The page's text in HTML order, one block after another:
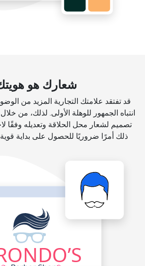
شعارك هو
قد تفتقد علامتك التجارية المزيد من
انتباه الجمهور للوهلة الأولى. لذلك، من
تصميم لشعار محل الحلاقة وتعديله وفقًا
ذلك أمرًا ضروريًا للحصول على بداية